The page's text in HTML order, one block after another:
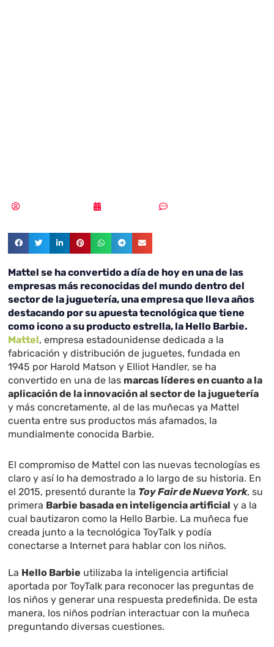
Mattel se ha convertido a día de hoy en una de las
empresas más reconocidas del mundo dentro del
sector de la juguetería, una empresa que lleva años
destacando por su apuesta tecnológica que tiene
como icono a su producto estrella, la Hello Barbie.
Mattel, empresa estadounidense dedicada a la
fabricación y distribución de juguetes, fundada en
1945 por Harold Matson y Elliot Handler, se ha
convertido en una de las marcas líderes en cuanto a la
aplicación de la innovación al sector de la juguetería
y más concretamente, al de las muñecas ya Mattel
cuenta entre sus productos más afamados, la
mundialmente conocida Barbie.
El compromiso de Mattel con las nuevas tecnologías es
claro y así lo ha demostrado a lo largo de su historia. En
el 2015, presentó durante la Toy Fair de Nueva York, su
primera Barbie basada en inteligencia artificial y a la
cual bautizaron como la Hello Barbie. La muñeca fue
creada junto a la tecnológica ToyTalk y podía
conectarse a Internet para hablar con los niños.
La Hello Barbie utilizaba la inteligencia artificial
aportada por ToyTalk para reconocer las preguntas de
los niños y generar una respuesta predefinida. De esta
manera, los niños podrían interactuar con la muñeca
preguntando diversas cuestiones.